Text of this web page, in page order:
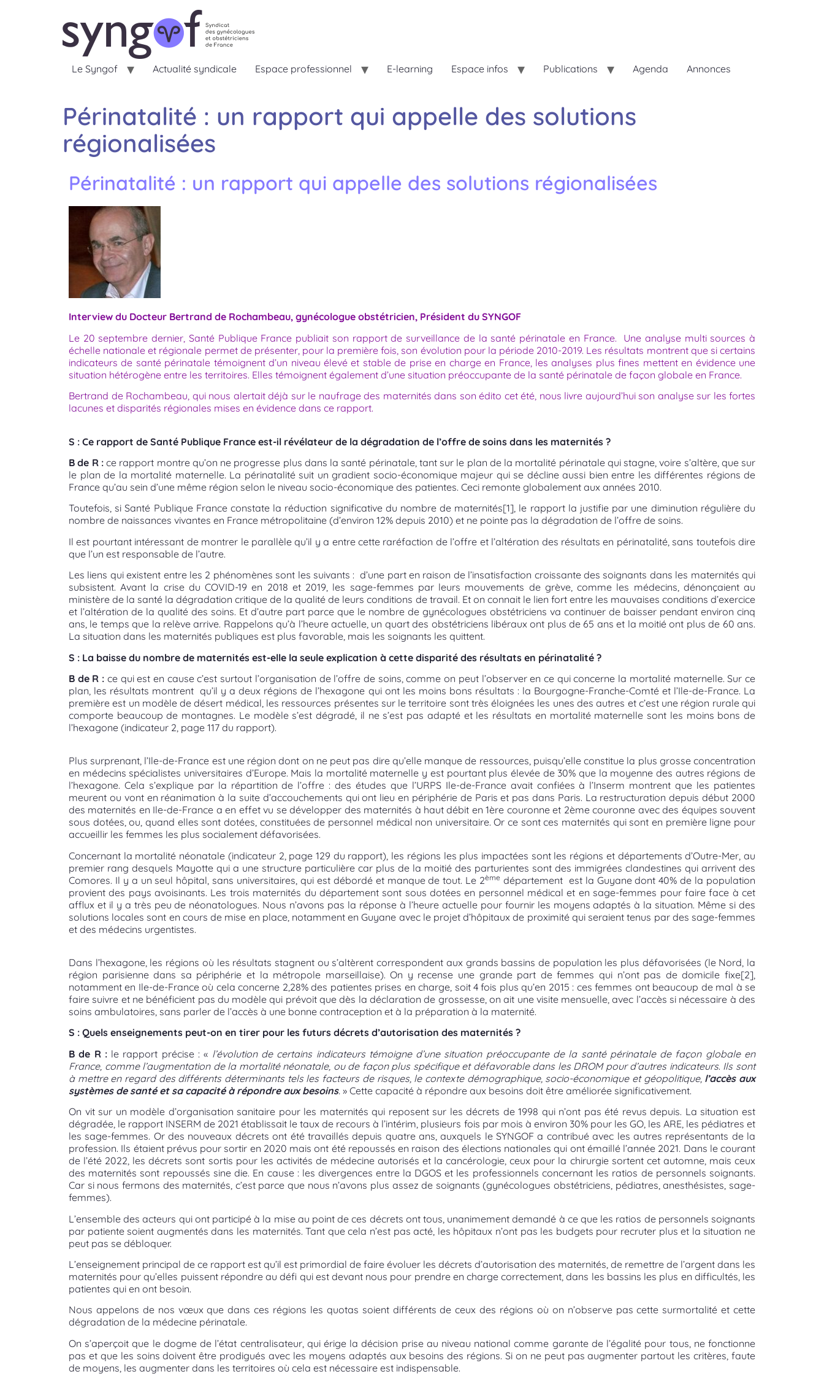
Le Syngof Actualité syndicale Espace professionnel E-learning Espace infos Publications Agenda Annonces
Périnatalité : un rapport qui appelle des solutions
régionalisées
Périnatalité : un rapport qui appelle des solutions régionalisées
Interview du Docteur Bertrand de Rochambeau, gynécologue obstétricien, Président du SYNGOF
Le 20 septembre dernier, Santé Publique France publiait son rapport de surveillance de la santé périnatale en France. Une analyse multi sources à
échelle nationale et régionale permet de présenter, pour la première fois, son évolution pour la période 2010-2019. Les résultats montrent que si certains
indicateurs de santé périnatale témoignent d’un niveau élevé et stable de prise en charge en France, les analyses plus fines mettent en évidence une
situation hétérogène entre les territoires. Elles témoignent également d’une situation préoccupante de la santé périnatale de façon globale en France.
Bertrand de Rochambeau, qui nous alertait déjà sur le naufrage des maternités dans son édito cet été, nous livre aujourd’hui son analyse sur les fortes
lacunes et disparités régionales mises en évidence dans ce rapport.
S : Ce rapport de Santé Publique France est-il révélateur de la dégradation de l’offre de soins dans les maternités ?
B de R :ce rapport montre qu’on ne progresse plus dans la santé périnatale, tant sur le plan de la mortalité périnatale qui stagne, voire s’altère, que sur
le plan de la mortalité maternelle. La périnatalité suit un gradient socio-économique majeur qui se décline aussi bien entre les différentes régions de
France qu’au sein d’une même région selon le niveau socio-économique des patientes. Ceci remonte globalement aux années 2010.
Toutefois, si Santé Publique France constate la réduction significative du nombre de maternités[1], le rapport la justifie par une diminution régulière du
nombre de naissances vivantes en France métropolitaine (d’environ 12% depuis 2010) et ne pointe pas la dégradation de l’offre de soins.
Il est pourtant intéressant de montrer le parallèle qu’il y a entre cette raréfaction de l’offre et l’altération des résultats en périnatalité, sans toutefois dire
que l’un est responsable de l’autre.
Les liens qui existent entre les 2 phénomènes sont les suivants : d’une part en raison de l’insatisfaction croissante des soignants dans les maternités qui
subsistent. Avant la crise du COVID-19 en 2018 et 2019, les sage-femmes par leurs mouvements de grève, comme les médecins, dénonçaient au
ministère de la santé la dégradation critique de la qualité de leurs conditions de travail. Et on connait le lien fort entre les mauvaises conditions d’exercice
et l’altération de la qualité des soins. Et d’autre part parce que le nombre de gynécologues obstétriciens va continuer de baisser pendant environ cinq
ans, le temps que la relève arrive. Rappelons qu’à l’heure actuelle, un quart des obstétriciens libéraux ont plus de 65 ans et la moitié ont plus de 60 ans.
La situation dans les maternités publiques est plus favorable, mais les soignants les quittent.
S : La baisse du nombre de maternités est-elle la seule explication à cette disparité des résultats en périnatalité ?
B de R : ce qui est en cause c’est surtout l’organisation de l’offre de soins, comme on peut l’observer en ce qui concerne la mortalité maternelle. Sur ce
plan, les résultats montrent qu’il y a deux régions de l’hexagone qui ont les moins bons résultats : la Bourgogne-Franche-Comté et l’Ile-de-France. La
première est un modèle de désert médical, les ressources présentes sur le territoire sont très éloignées les unes des autres et c’est une région rurale qui
comporte beaucoup de montagnes. Le modèle s’est dégradé, il ne s’est pas adapté et les résultats en mortalité maternelle sont les moins bons de
l’hexagone (indicateur 2, page 117 du rapport).
Plus surprenant, l’Ile-de-France est une région dont on ne peut pas dire qu’elle manque de ressources, puisqu’elle constitue la plus grosse concentration
en médecins spécialistes universitaires d’Europe. Mais la mortalité maternelle y est pourtant plus élevée de 30% que la moyenne des autres régions de
l’hexagone. Cela s’explique par la répartition de l’offre : des études que l’URPS Ile-de-France avait confiées à l’Inserm montrent que les patientes
meurent ou vont en réanimation à la suite d’accouchements qui ont lieu en périphérie de Paris et pas dans Paris. La restructuration depuis début 2000
des maternités en Ile-de-France a en effet vu se développer des maternités à haut débit en 1ère couronne et 2ème couronne avec des équipes souvent
sous dotées, ou, quand elles sont dotées, constituées de personnel médical non universitaire. Or ce sont ces maternités qui sont en première ligne pour
accueillir les femmes les plus socialement défavorisées.
Concernant la mortalité néonatale (indicateur 2, page 129 du rapport), les régions les plus impactées sont les régions et départements d’Outre-Mer, au
premier rang desquels Mayotte qui a une structure particulière car plus de la moitié des parturientes sont des immigrées clandestines qui arrivent des
Comores. Il y a un seul hôpital, sans universitaires, qui est débordé et manque de tout. Le 2ème département est la Guyane dont 40% de la population
provient des pays avoisinants. Les trois maternités du département sont sous dotées en personnel médical et en sage-femmes pour faire face à cet
afflux et il y a très peu de néonatologues. Nous n’avons pas la réponse à l’heure actuelle pour fournir les moyens adaptés à la situation. Même si des
solutions locales sont en cours de mise en place, notamment en Guyane avec le projet d’hôpitaux de proximité qui seraient tenus par des sage-femmes
et des médecins urgentistes.
Dans l’hexagone, les régions où les résultats stagnent ou s’altèrent correspondent aux grands bassins de population les plus défavorisées (le Nord, la
région parisienne dans sa périphérie et la métropole marseillaise). On y recense une grande part de femmes qui n’ont pas de domicile fixe[2],
notamment en Ile-de-France où cela concerne 2,28% des patientes prises en charge, soit 4 fois plus qu’en 2015 : ces femmes ont beaucoup de mal à se
faire suivre et ne bénéficient pas du modèle qui prévoit que dès la déclaration de grossesse, on ait une visite mensuelle, avec l’accès si nécessaire à des
soins ambulatoires, sans parler de l’accès à une bonne contraception et à la préparation à la maternité.
S : Quels enseignements peut-on en tirer pour les futurs décrets d’autorisation des maternités ?
B de R :le rapport précise : « l’évolution de certains indicateurs témoigne d’une situation préoccupante de la santé périnatale de façon globale en
France, comme l’augmentation de la mortalité néonatale, ou de façon plus spécifique et défavorable dans les DROM pour d’autres indicateurs. Ils sont
à mettre en regard des différents déterminants tels les facteurs de risques, le contexte démographique, socio-économique et géopolitique, l’accès aux
systèmes de santé et sa capacité à répondre aux besoins. » Cette capacité à répondre aux besoins doit être améliorée significativement.
On vit sur un modèle d’organisation sanitaire pour les maternités qui reposent sur les décrets de 1998 qui n’ont pas été revus depuis. La situation est
dégradée, le rapport INSERM de 2021 établissait le taux de recours à l’intérim, plusieurs fois par mois à environ 30% pour les GO, les ARE, les pédiatres et
les sage-femmes. Or des nouveaux décrets ont été travaillés depuis quatre ans, auxquels le SYNGOF a contribué avec les autres représentants de la
profession. Ils étaient prévus pour sortir en 2020 mais ont été repoussés en raison des élections nationales qui ont émaillé l’année 2021. Dans le courant
de l’été 2022, les décrets sont sortis pour les activités de médecine autorisés et la cancérologie, ceux pour la chirurgie sortent cet automne, mais ceux
des maternités sont repoussés sine die. En cause : les divergences entre la DGOS et les professionnels concernant les ratios de personnels soignants.
Car si nous fermons des maternités, c’est parce que nous n’avons plus assez de soignants (gynécologues obstétriciens, pédiatres, anesthésistes, sage-
femmes).
L’ensemble des acteurs qui ont participé à la mise au point de ces décrets ont tous, unanimement demandé à ce que les ratios de personnels soignants
par patiente soient augmentés dans les maternités. Tant que cela n’est pas acté, les hôpitaux n’ont pas les budgets pour recruter plus et la situation ne
peut pas se débloquer.
L’enseignement principal de ce rapport est qu’il est primordial de faire évoluer les décrets d’autorisation des maternités, de remettre de l’argent dans les
maternités pour qu’elles puissent répondre au défi qui est devant nous pour prendre en charge correctement, dans les bassins les plus en difficultés, les
patientes qui en ont besoin.
Nous appelons de nos vœux que dans ces régions les quotas soient différents de ceux des régions où on n’observe pas cette surmortalité et cette
dégradation de la médecine périnatale.
On s’aperçoit que le dogme de l’état centralisateur, qui érige la décision prise au niveau national comme garante de l’égalité pour tous, ne fonctionne
pas et que les soins doivent être prodigués avec les moyens adaptés aux besoins des régions. Si on ne peut pas augmenter partout les critères, faute
de moyens, les augmenter dans les territoires où cela est nécessaire est indispensable.